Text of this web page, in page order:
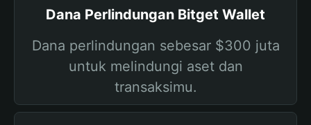
Dana Perlindungan Bitget Wallet
Dana perlindungan sebesar $300 juta
untuk melindungi aset dan
transaksimu.